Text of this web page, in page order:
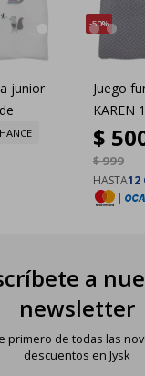
junior
50
Juego
KAREN
$
$999
HASTA12
|
a
newsletter
primero de todas las
descuentos en Jysk